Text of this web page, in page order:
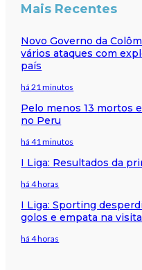
Mais Recentes
Novo Governo da
vários ataques com
país
há 21 minutos
Pelo menos 13 mortos
no Peru
há 41 minutos
I Liga: Resultados da
há 4 horas
I Liga: Sporting
golos e empata na
há 4 horas